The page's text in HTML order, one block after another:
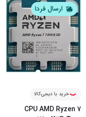
ارسال فردا
خرید با دیجی‌کالا
CPU AMD Ryzen 7